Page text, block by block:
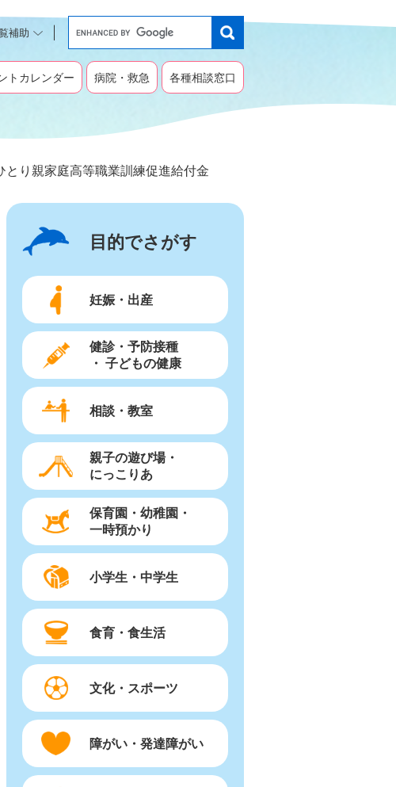
補助
o
g
l
タ
トカレンダー 病院・救急 各種相談窓口
とり親家庭高等職業訓練促進給付金
目的でさがす
妊娠・出産
健診・予防接種
・ 子どもの健康
相談・教室
親子の遊び場・
にっこりあ
保育園・幼稚園・
一時預かり
小学生・中学生
食育・食生活
文化・スポーツ
障がい・発達障がい